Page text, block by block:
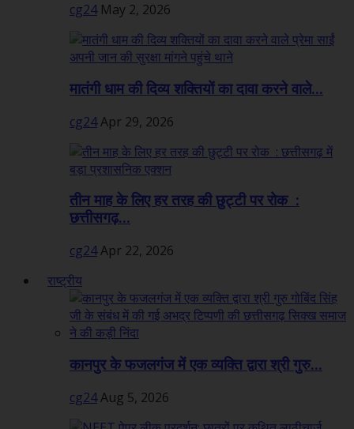
cg24 May 2, 2026
मातंगी धाम की दिव्य शक्तियों का दावा करने वाले...
cg24Apr 29, 2026
तीन माह के लिए हर तरह की छुट्टी पर रोक :
छत्तीसगढ़...
cg24Apr 22, 2026
राष्ट्रीय
कानपुर के फजलगंज में एक व्यक्ति द्वारा श्री गुरु...
cg24Aug 5, 2026